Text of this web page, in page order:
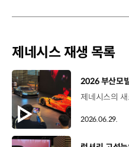
제네시스 재생 목록
[동영상]
2026.06.29.